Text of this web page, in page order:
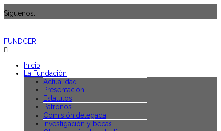
Síguenos:
FUNDCERI
Inicio
La Fundación
Actualidad
Presentación
Estatutos
Patronos
Comisión delegada
Investigación y becas